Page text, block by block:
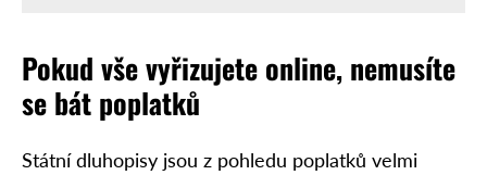
Pokud vše vyřizujete online, nemusíte
se bát poplatků
Státní dluhopisy jsou z pohledu poplatků velmi